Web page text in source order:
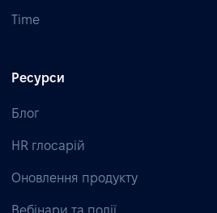
Time
Ресурси
Блог
HR глосарій
Оновлення продукту
Вебінари та події